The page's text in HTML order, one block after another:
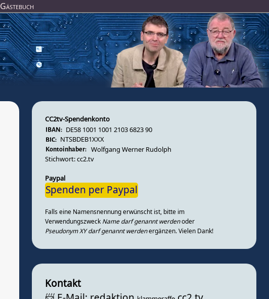
Gästebuch
CC2tv-Spendenkonto
DE58 1001 1001 2103 6823 90
NTSBDEB1XXX
Wolfgang Werner Rudolph
Stichwort: cc2.tv
Paypal
Spenden per Paypal
Falls eine Namensnennung erwünscht ist, bitte im
Verwendungszweck Name darf genannt werdenoder
Pseudonym XY darf genannt werdenergänzen. Vielen Dank!
Kontakt